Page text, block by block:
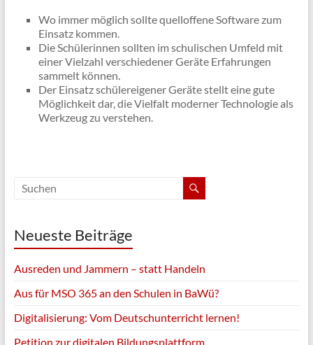
Wo immer möglich sollte quelloffene Software zum
Einsatz kommen.
Die Schülerinnen sollten im schulischen Umfeld mit
einer Vielzahl verschiedener Geräte Erfahrungen
sammelt können.
Der Einsatz schülereigener Geräte stellt eine gute
Möglichkeit dar, die Vielfalt moderner Technologie als
Werkzeug zu verstehen.
Neueste Beiträge
Ausreden und Jammern – statt Handeln
Aus für MSO 365 an den Schulen in BaWü?
Digitalisierung: Vom Deutschunterricht lernen!
Petition zur digitalen Bildungsplattform